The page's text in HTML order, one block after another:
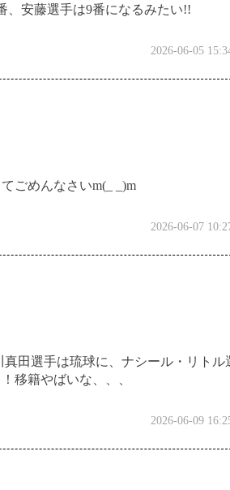
、安藤選手は9番になるみたい!!
2026-06-05
ごめんなさいm(_ _)m
2026-06-07
真田選手は琉球に、ナシール・リトル
移籍やばいな、、、
2026-06-09